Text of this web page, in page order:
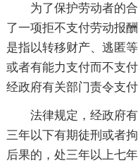
为了保护劳动者的
了一项拒不支付劳动报
是指以转移财产、逃匿
或者有能力支付而不支
经政府有关部门责令支
法律规定，经政府
三年以下有期徒刑或者
后果的，处三年以上七